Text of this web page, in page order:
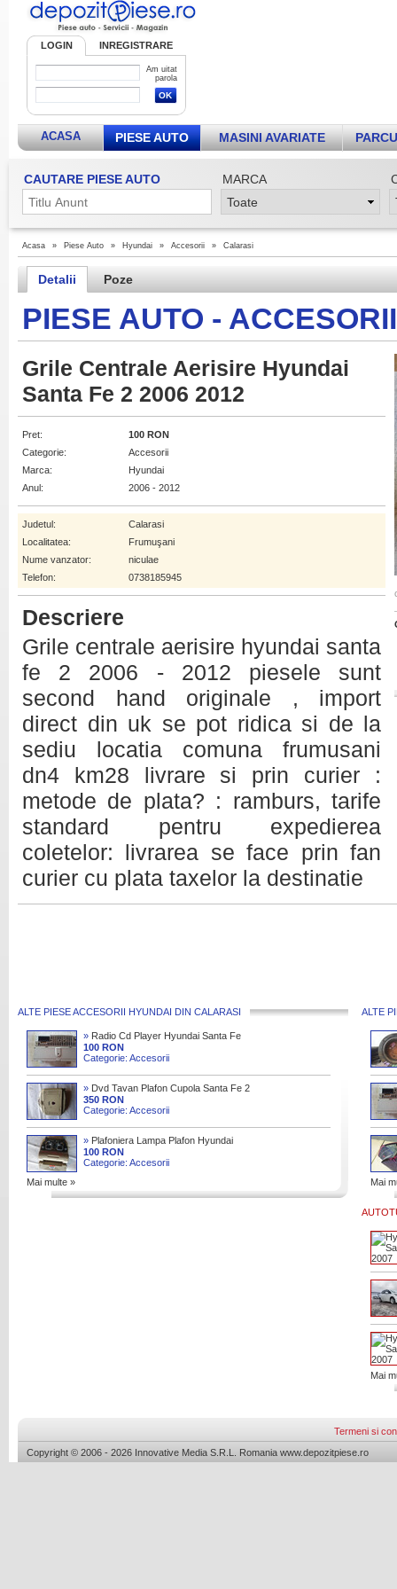
LOGIN INREGISTRARE
Am uitat
parola
ACASA PIESE AUTO MASINI AVARIATE
CAUTARE PIESE AUTO MARCA
Acasa » Piese Auto » Hyundai » Accesorii » Calarasi
Detalii Poze
PIESE AUTO -
Grile Centrale Aerisire Hyundai
Santa Fe 2 2006 2012
Pret:
100 RON
Categorie:
Accesorii
Marca:
Hyundai
Anul:
2006 - 2012
Judetul:
Calarasi
Localitatea:
Frumuşani
Nume vanzator:
niculae
Telefon:
0738185945
Descriere
Grile centrale aerisire hyundai santa
fe 2 2006 - 2012 piesele sunt
second hand originale , import
direct din uk se pot ridica si de la
sediu locatia comuna frumusani
dn4 km28 livrare si prin curier :
metode de plata? : ramburs, tarife
standard pentru expedierea
coletelor: livrarea se face prin fan
curier cu plata taxelor la destinatie
ALTE PIESE ACCESORII HYUNDAI DIN CALARASI
» Radio Cd Player Hyundai Santa Fe
100 RON
Categorie: Accesorii
» Dvd Tavan Plafon Cupola Santa Fe 2
2 Crdi 2007
350 RON
Categorie: Accesorii
» Plafoniera Lampa Plafon Hyundai
Santa Fe 2 2 Crdi 2008
100 RON
Categorie: Accesorii
Mai multe »
ALTE
Mai
Mai
Termeni si
Copyright © 2006 - 2026 Innovative Media S.R.L. Romania www.depozitpiese.ro